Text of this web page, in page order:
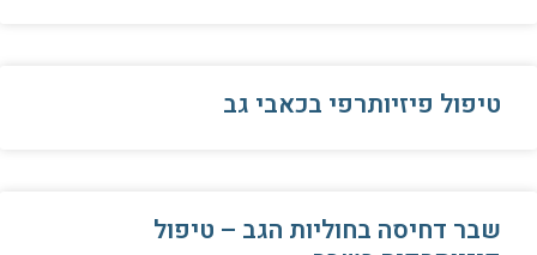
טיפול פיזיותרפי בכאבי גב
שבר דחיסה בחוליות הגב – טיפול